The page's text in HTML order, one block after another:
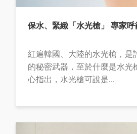
保水、緊緻「水光槍」 專家
紅遍韓國、大陸的水光槍，是
的秘密武器，至於什麼是水光
心指出，水光槍可說是...